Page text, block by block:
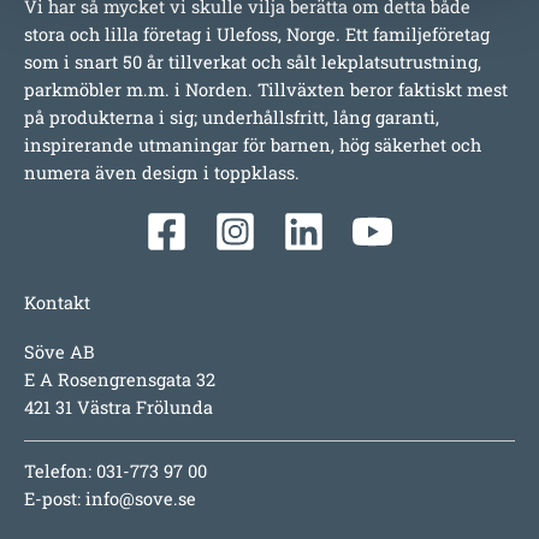
Vi har så mycket vi skulle vilja berätta om detta både
stora och lilla företag i Ulefoss, Norge. Ett familjeföretag
som i snart 50 år tillverkat och sålt lekplatsutrustning,
parkmöbler m.m. i Norden. Tillväxten beror faktiskt mest
på produkterna i sig; underhållsfritt, lång garanti,
inspirerande utmaningar för barnen, hög säkerhet och
numera även design i toppklass.
Kontakt
Söve AB
E A Rosengrensgata 32
421 31 Västra Frölunda
Telefon: 031-773 97 00
E-post: info@sove.se